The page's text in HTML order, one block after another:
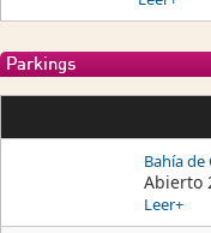
Parkings
Bahía de
Abierto
Leer+